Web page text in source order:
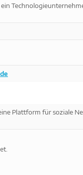
Plattform für soziale